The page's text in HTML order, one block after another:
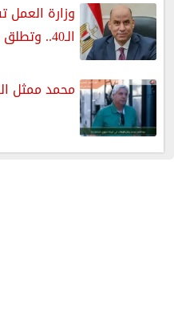
وزارة
الـ40.. وتطلق مبادرة دعم الخبرات
محمد ممثل